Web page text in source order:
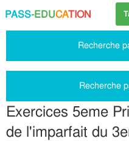
PASS-EDUCATION
Recherche
Recherche
Exercices 5eme
de l'imparfait du